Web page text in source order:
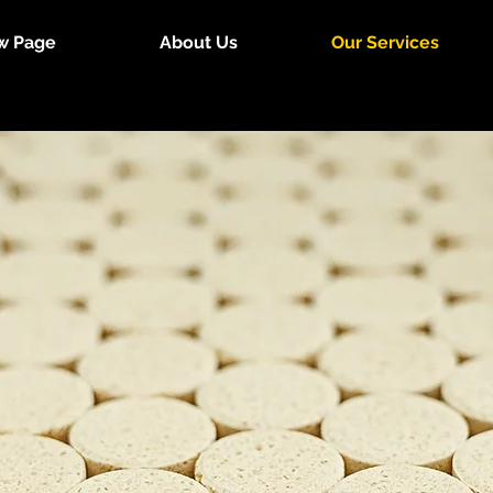
Page About Us Our Services